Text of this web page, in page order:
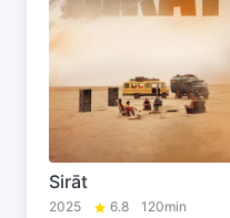
Sirāt
2025 6.8 120min